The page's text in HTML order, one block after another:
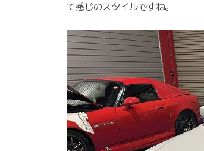
て感じのスタイルですね。